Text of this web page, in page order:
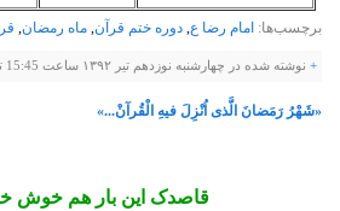
برچسب‌ها: امام رضا ع, دوره ختم قرآن, ماه رمضان,
+ نوشته شده در چهارشنبه نوزدهم تیر ۱۳۹۲ ساعت 15:45 توسط صادقی
«شَهْرُ رَمَضانَ الَّذی اُنْزِلَ فیهِ الْقُرآنْ...»
قاصدک این بار هم خوش